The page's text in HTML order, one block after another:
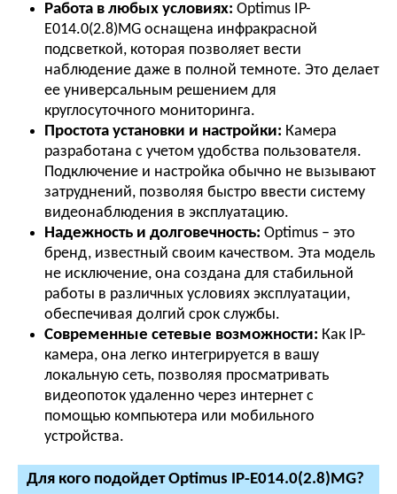
Работа в любых условиях: Optimus IP-
E014.0(2.8)MG оснащена инфракрасной
подсветкой, которая позволяет вести
наблюдение даже в полной темноте. Это делает
ее универсальным решением для
круглосуточного мониторинга.
Простота установки и настройки: Камера
разработана с учетом удобства пользователя.
Подключение и настройка обычно не вызывают
затруднений, позволяя быстро ввести систему
видеонаблюдения в эксплуатацию.
Надежность и долговечность: Optimus – это
бренд, известный своим качеством. Эта модель
не исключение, она создана для стабильной
работы в различных условиях эксплуатации,
обеспечивая долгий срок службы.
Современные сетевые возможности: Как IP-
камера, она легко интегрируется в вашу
локальную сеть, позволяя просматривать
видеопоток удаленно через интернет с
помощью компьютера или мобильного
устройства.
Для кого подойдет Optimus IP-E014.0(2.8)MG?